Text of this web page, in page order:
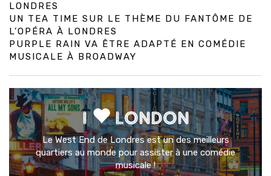
LONDRES
UN TEA TIME SUR LE THÈME DU FANTÔME DE
L’OPÉRA À LONDRES
PURPLE RAIN VA ÊTRE ADAPTÉ EN COMÉDIE
MUSICALE À BROADWAY
I LONDON
Le West End de Londres est un des meilleurs
quartiers au monde pour assister à une comédie
musicale !